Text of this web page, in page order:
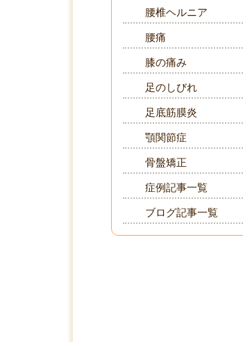
腰椎ヘルニア
腰痛
膝の痛み
足のしびれ
足底筋膜炎
顎関節症
骨盤矯正
症例記事一覧
ブログ記事一覧